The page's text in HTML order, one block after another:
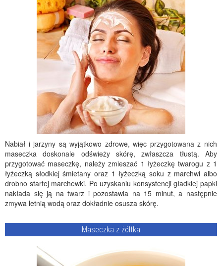
Nabiał i jarzyny są wyjątkowo zdrowe, więc przygotowana z nich
maseczka doskonale odświeży skórę, zwłaszcza tłustą. Aby
przygotować maseczkę, należy zmieszać 1 łyżeczkę twarogu z 1
łyżeczką słodkiej śmietany oraz 1 łyżeczką soku z marchwi albo
drobno startej marchewki. Po uzyskaniu konsystencji gładkiej papki
nakłada się ją na twarz i pozostawia na 15 minut, a następnie
zmywa letnią wodą oraz dokładnie osusza skórę.
Maseczka z żółtka